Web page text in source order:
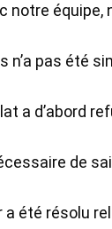
notre équipe,
n’a pas été
a d’abord
de
a été résolu